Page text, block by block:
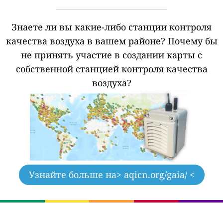
Знаете ли вы какие-либо станции контроля
качества воздуха в вашем районе? Почему бы
не принять участие в создании карты с
собственной станцией контроля качества
воздуха?
Узнайте больше на> aqicn.org/gaia/ <